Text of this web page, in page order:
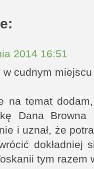
2014 16:51
w cudnym
na temat
Dana
i uznał, że
dokładniej
tym razem